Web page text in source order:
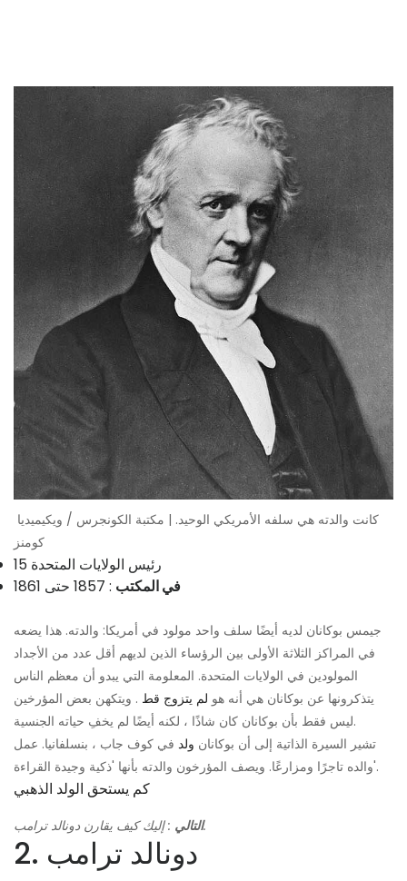
كانت والدته هي سلفه الأمريكي الوحيد. | مكتبة الكونجرس / ويكيميديا ​​
كومنز
15 رئيس الولايات المتحدة
في المكتب : 1857 حتى 1861
جيمس بوكانان لديه أيضًا سلف واحد مولود في أمريكا: والدته. هذا يضعه
في المراكز الثلاثة الأولى بين الرؤساء الذين لديهم أقل عدد من الأجداد
المولودين في الولايات المتحدة. المعلومة التي يبدو أن معظم الناس
يتذكرونها عن بوكانان هي أنه هو لم يتزوج قط . ويتكهن بعض المؤرخين
ليس فقط بأن بوكانان كان شاذًا ، لكنه أيضًا لم يخفِ حياته الجنسية.
تشير السيرة الذاتية إلى أن بوكانان ولد في كوف جاب ، بنسلفانيا. عمل
والده تاجرًا ومزارعًا. ويصف المؤرخون والدته بأنها 'ذكية وجيدة القراءة'.
كم يستحق الولد الذهبي
التالي: إليك كيف يقارن دونالد ترامب.
2. دونالد ترامب